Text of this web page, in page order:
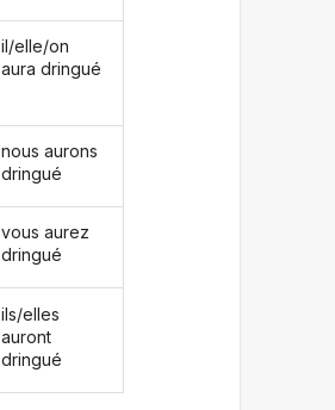
il/elle/on
aura dringué
nous aurons
dringué
vous aurez
dringué
ils/elles
auront
dringué